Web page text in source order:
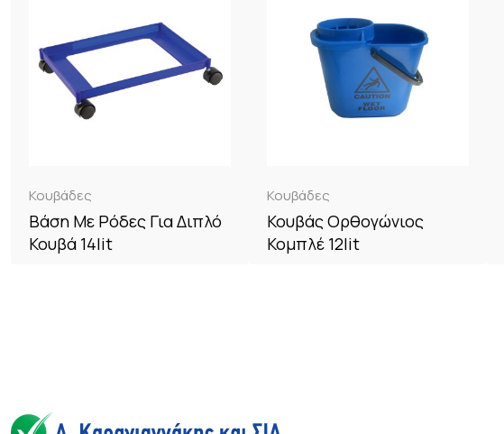
Κουβάδες
Βάση Με Ρόδες Για Διπλό
Κουβά 14lit
Κουβάδες
Κουβάς Ορθογώνιος
Κομπλέ 12lit